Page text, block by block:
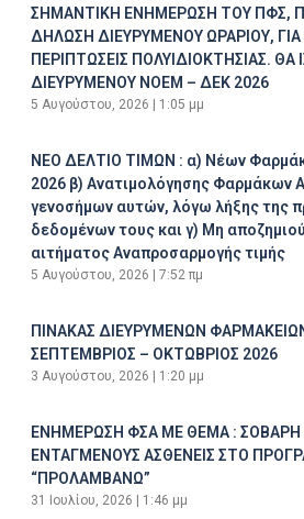
ΣΗΜΑΝΤΙΚΗ ΕΝΗΜΕΡΩΣΗ ΤΟΥ ΠΦΣ,
ΔΗΛΩΣΗ ΔΙΕΥΡΥΜΕΝΟΥ ΩΡΑΡΙΟΥ,
ΠΕΡΙΠΤΩΣΕΙΣ ΠΟΛΥΙΔΙΟΚΤΗΣΙΑΣ. ΘΑ
ΔΙΕΥΡΥΜΕΝΟΥ ΝΟΕΜ – ΔΕΚ 2026
5 Αυγούστου, 2026 1:05 μμ
ΝΕΟ ΔΕΛΤΙΟ ΤΙΜΩΝ : α) Νέων
2026 β) Ανατιμολόγησης Φαρμάκων
γενοσήμων αυτών, λόγω λήξης της
δεδομένων τους και γ) Μη
αιτήματος Αναπροσαρμογής τιμής
5 Αυγούστου, 2026 7:52 πμ
ΠΙΝΑΚΑΣ ΔΙΕΥΡΥΜΕΝΩΝ
ΣΕΠΤΕΜΒΡΙΟΣ – ΟΚΤΩΒΡΙΟΣ 2026
3 Αυγούστου, 2026 1:20 μμ
ΕΝΗΜΕΡΩΣΗ ΦΣΑ ΜΕ ΘΕΜΑ : ΣΟΒΑΡΗ
ΕΝΤΑΓΜΕΝΟΥΣ ΑΣΘΕΝΕΙΣ ΣΤΟ
“ΠΡΟΛΑΜΒΑΝΩ”
31 Ιουλίου, 2026 1:46 μμ